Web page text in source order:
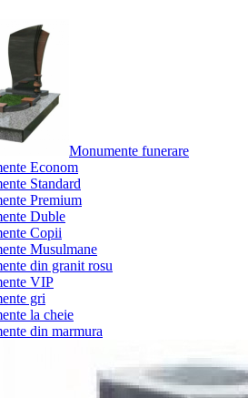
Monumente funerare
Econom
Standard
Premium
Duble
Copii
Musulmane
din granit rosu
VIP
gri
la cheie
din marmura